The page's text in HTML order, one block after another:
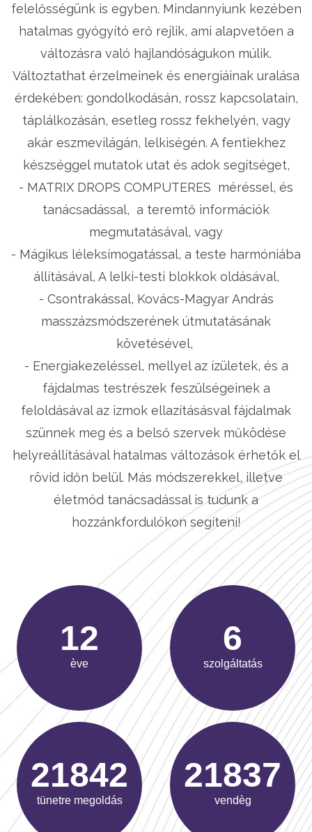
felelősségünk is egyben. Mindannyiunk kezében
hatalmas gyógyító erő rejlik, ami alapvetően a
változásra való hajlandóságukon múlik.
Változtathat érzelmeinek és energiáinak uralása
érdekében: gondolkodásán, rossz kapcsolatain,
táplálkozásán, esetleg rossz fekhelyén, vagy
akár eszmevilágán, lelkiségén. A fentiekhez
készséggel mutatok utat és adok segítséget,
- MATRIX DROPS COMPUTERES méréssel, és
tanácsadással, a teremtő információk
megmutatásával, vagy
- Mágikus léleksímogatással, a teste harmóniába
állításával, A lelki-testi blokkok oldásával,
- Csontrakással, Kovács-Magyar András
masszázsmódszerének útmutatásának
követésével,
- Energiakezeléssel, mellyel az ízületek, és a
fájdalmas testrészek feszülségeinek a
feloldásával az izmok ellazításásval fájdalmak
szünnek meg és a belső szervek működése
helyreállításával hatalmas változások érhetők el
rövid időn belül. Más módszerekkel, illetve
életmód tanácsadással is tudunk a
hozzánkfordulókon segíteni!
18
ève
9
szolgáltatás
31492
tünetre megoldás
31486
vendèg